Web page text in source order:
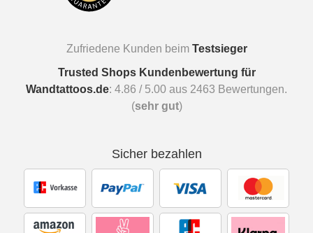
Zufriedene Kunden beim Testsieger
Trusted Shops Kundenbewertung für
Wandtattoos.de: 4.86 / 5.00 aus 2463 Bewertungen.
(sehr gut)
Sicher bezahlen